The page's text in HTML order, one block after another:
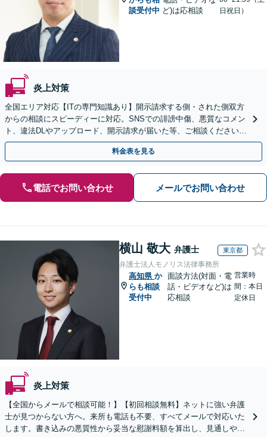
談受付中 ど)は応相談
日祝日）
炎上対策
全国エリア対応【ITの専門知識あり】開示請求する側・された側双方
からの相談にスピーディーに対応。SNSでの誹謗中傷、悪質なコメン
ト、違法DLやアップロード、開示請求が届いた等、ご相談ください
【WEB面談OK&解決実績豊富】【千葉中央駅4分】
料金表を見る
電話でお問い合わせ メールでお問い合わせ
横山 敬大 弁護士 東京都
弁護士法人モノリス法律事務所
高知県 か
らも相談
受付中
面談方法(対面・電
話・ビデオなど)は
応相談
営業時
間：本日
定休日
炎上対策
【全国からメールで相談可能！】【初回相談無料】ネットに強い弁護
士が見つからない方へ。来所も電話も不要、すべてメールで対応いた
します。書き込みの悪質性から妥当な慰謝料額を算出し、見通しや費